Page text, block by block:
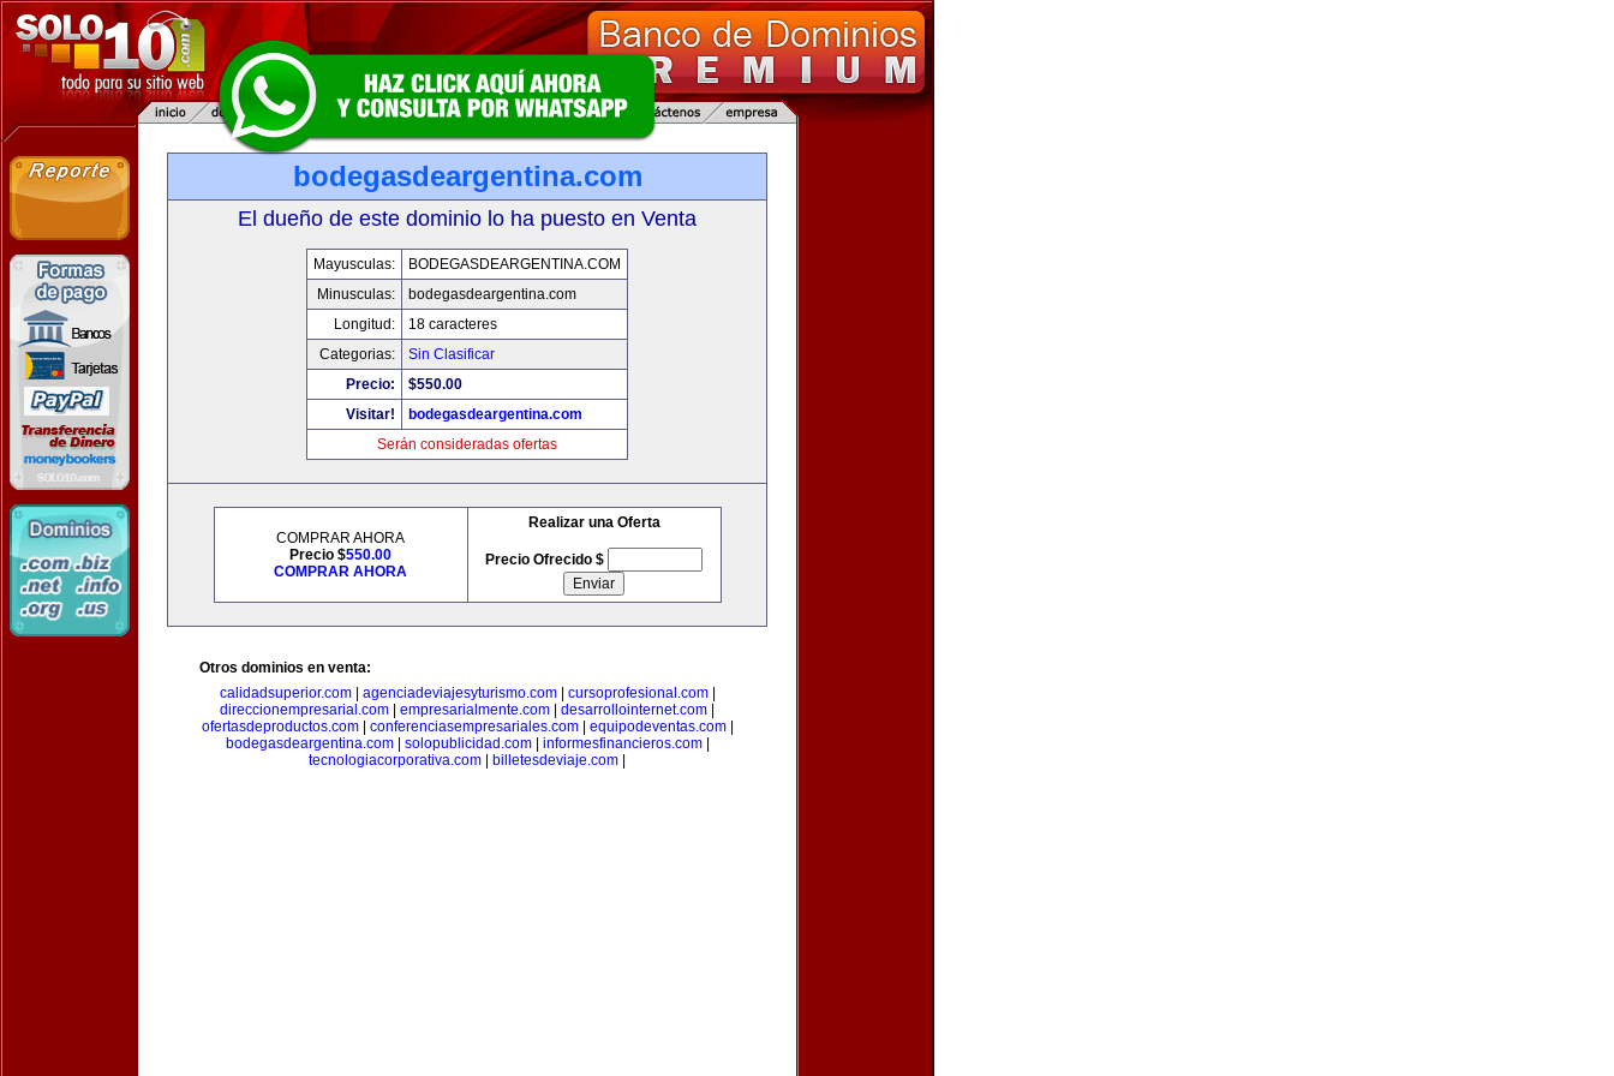
bodegasdeargentina.com
El dueño de este dominio lo ha puesto en Venta
Mayusculas:
BODEGASDEARGENTINA.COM
Minusculas:
bodegasdeargentina.com
Longitud:
18 caracteres
Categorias:
Sin Clasificar
Precio:
$550.00
Visitar!
bodegasdeargentina.com
Serán consideradas ofertas
COMPRAR AHORA
Precio $550.00
COMPRAR AHORA
Realizar una Oferta
Precio Ofrecido $
Otros dominios en venta:
calidadsuperior.com| agenciadeviajesyturismo.com| cursoprofesional.com|
direccionempresarial.com
empresarialmente.com desarrollointernet.com
ofertasdeproductos.com| conferenciasempresariales.com| equipodeventas.com|
bodegasdeargentina.com| solopublicidad.com| informesfinancieros.com|
tecnologiacorporativa.com
billetesdeviaje.com